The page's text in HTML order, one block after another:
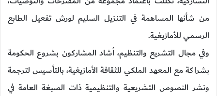
من شأنها المساهمة في التنزيل السليم لورش تفعيل الطابع
الرسمي للأمازيغية.
وفي مجال التشريع والتنظيم، أشاد المشاركون بشروع الحكومة
بشراكة مع المعهد الملكي للثقافة الأمازيغية، بالتأسيس لترجمة
ونشر النصوص التشريعية والتنظيمية ذات الصبغة العامة في